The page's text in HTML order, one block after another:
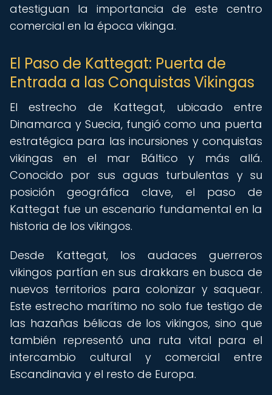
atestiguan la importancia de este centro
comercial en la época vikinga.
El Paso de Kattegat: Puerta de
Entrada a las Conquistas Vikingas
El estrecho de Kattegat, ubicado entre
Dinamarca y Suecia, fungió como una puerta
estratégica para las incursiones y conquistas
vikingas en el mar Báltico y más allá.
Conocido por sus aguas turbulentas y su
posición geográfica clave, el paso de
Kattegat fue un escenario fundamental en la
historia de los vikingos.
Desde Kattegat, los audaces guerreros
vikingos partían en sus drakkars en busca de
nuevos territorios para colonizar y saquear.
Este estrecho marítimo no solo fue testigo de
las hazañas bélicas de los vikingos, sino que
también representó una ruta vital para el
intercambio cultural y comercial entre
Escandinavia y el resto de Europa.